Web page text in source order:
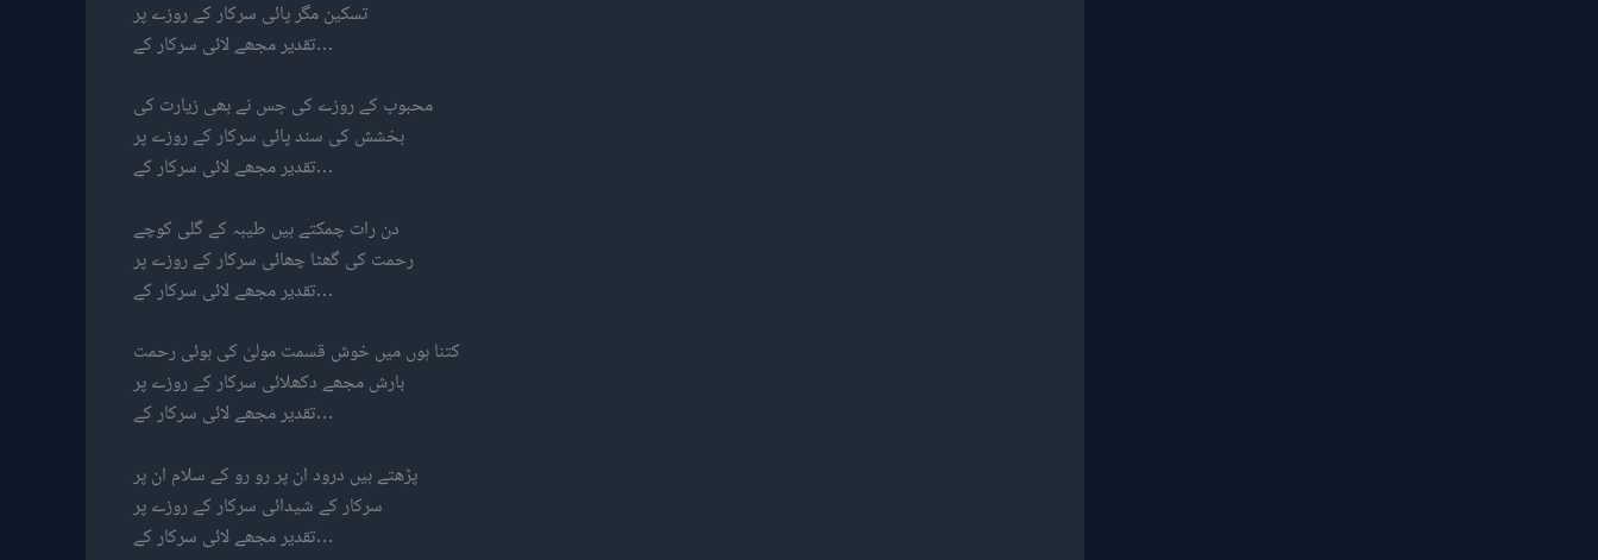
تسکین مگر پائی سرکار کے روزے پر
تقدیر مجھے لائی سرکار کے…
محبوب کے روزے کی جس نے بھی زیارت کی
بخشش کی سند پائی سرکار کے روزے پر
تقدیر مجھے لائی سرکار کے…
دن رات چمکتے ہیں طیبہ کے گلی کوچے
رحمت کی گھٹا چھائی سرکار کے روزے پر
تقدیر مجھے لائی سرکار کے…
کتنا ہوں میں خوش قسمت مولیٰ کی ہوئی رحمت
بارش مجھے دکھلائی سرکار کے روزے پر
تقدیر مجھے لائی سرکار کے…
پڑھتے ہیں درود ان پر رو رو کے سلام ان پر
سرکار کے شیدائی سرکار کے روزے پر
تقدیر مجھے لائی سرکار کے…